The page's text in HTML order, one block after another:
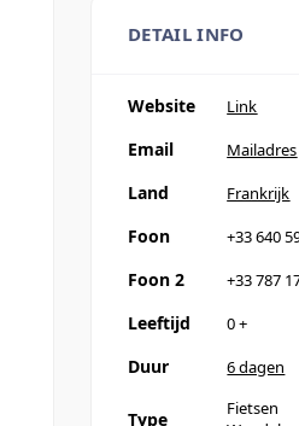
DETAIL INFO
Website Link
Email Mailadres
Land Frankrijk
Foon +33 640
Foon 2 +33 787
Leeftijd 0+
Duur 6 dagen
Type
Fietsen